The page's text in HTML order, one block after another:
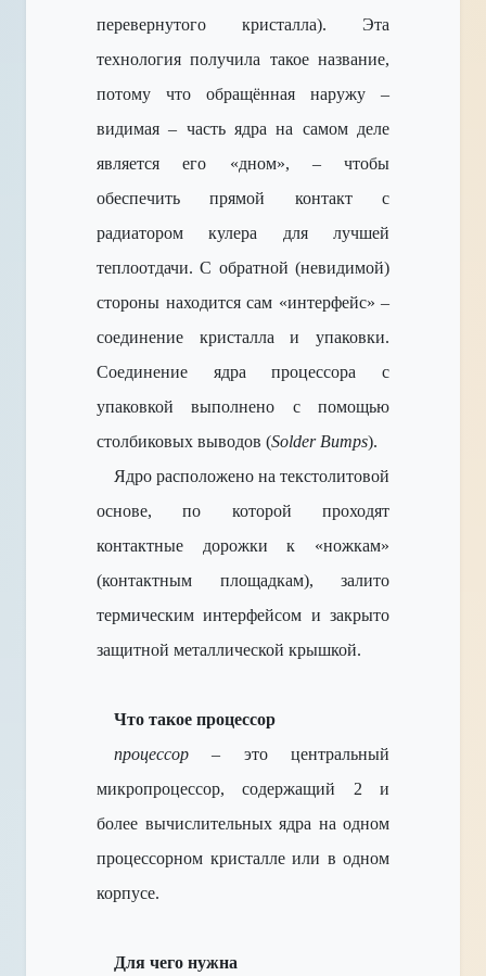
перевернутого кристалла). Эта
технология получила такое название,
потому что обращённая наружу –
видимая – часть ядра на самом деле
является его «дном», – чтобы
обеспечить прямой контакт с
радиатором кулера для лучшей
теплоотдачи. С обратной (невидимой)
стороны находится сам «интерфейс» –
соединение кристалла и упаковки.
Соединение ядра процессора с
упаковкой выполнено с помощью
столбиковых выводов (Solder Bumps).
Ядро расположено на текстолитовой
основе, по которой проходят
контактные дорожки к «ножкам»
(контактным площадкам), залито
термическим интерфейсом и закрыто
защитной металлической крышкой.
Что такое процессор
процессор – это центральный
микропроцессор, содержащий 2 и
более вычислительных ядра на одном
процессорном кристалле или в одном
корпусе.
Для чего нужна